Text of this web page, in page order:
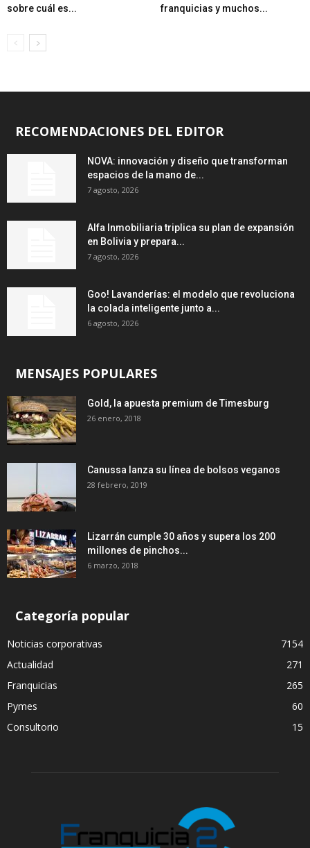
sobre cuál es...
franquicias y muchos...
RECOMENDACIONES DEL EDITOR
NOVA: innovación y diseño que transforman
espacios de la mano de...
7 agosto, 2026
Alfa Inmobiliaria triplica su plan de expansión
en Bolivia y prepara...
7 agosto, 2026
Goo! Lavanderías: el modelo que revoluciona
la colada inteligente junto a...
6 agosto, 2026
MENSAJES POPULARES
Gold, la apuesta premium de Timesburg
26 enero, 2018
Canussa lanza su línea de bolsos veganos
28 febrero, 2019
Lizarrán cumple 30 años y supera los 200
millones de pinchos...
6 marzo, 2018
Categoría popular
Noticias corporativas
7154
Actualidad
271
Franquicias
265
Pymes
60
Consultorio
15